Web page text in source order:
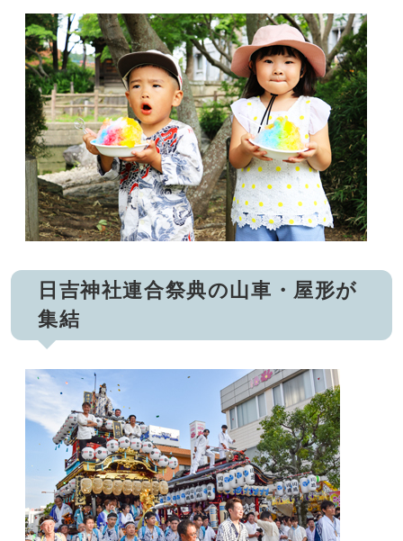
日吉神社連合祭典の山車・屋形が
集結